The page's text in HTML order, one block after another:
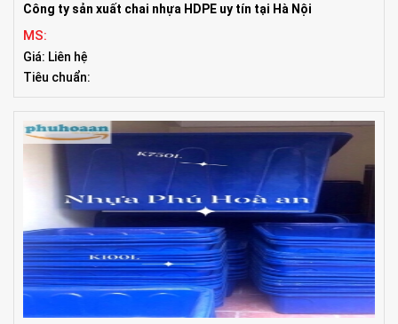
Công ty sản xuất chai nhựa HDPE uy tín tại Hà Nội
MS:
Giá: Liên hệ
Tiêu chuẩn: